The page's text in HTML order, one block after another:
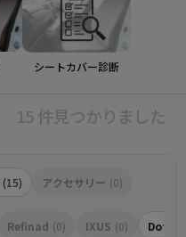
シートカバー診断
15 件見つかりました
(15) アクセサリー (0)
Refinad (0) IXUS (0) Dotty